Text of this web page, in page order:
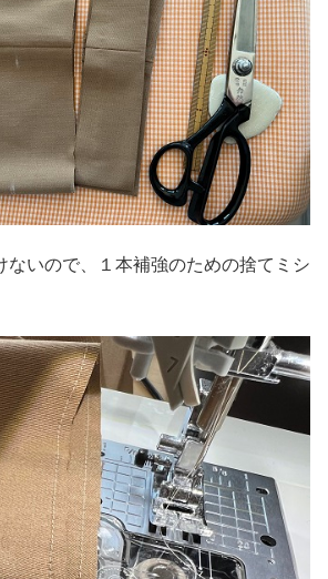
ないので、１本補強のための捨てミシ